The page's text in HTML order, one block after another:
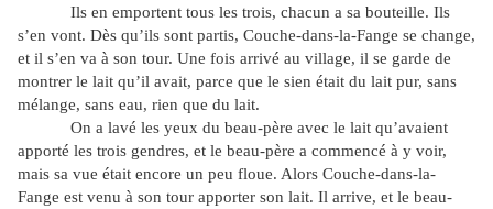
Ils en emportent tous les trois, chacun a sa bouteille. Ils
s’en vont. Dès qu’ils sont partis, Couche-dans-la-Fange se change,
et il s’en va à son tour. Une fois arrivé au village, il se garde de
montrer le lait qu’il avait, parce que le sien était du lait pur, sans
mélange, sans eau, rien que du lait.
On a lavé les yeux du beau-père avec le lait qu’avaient
apporté les trois gendres, et le beau-père a commencé à y voir,
mais sa vue était encore un peu floue. Alors Couche-dans-la-
Fange est venu à son tour apporter son lait. Il arrive, et le beau-